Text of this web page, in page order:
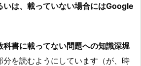
いは、載っていない場合にはGoogle
科書に載ってない問題への知識深堀
分を読むようにしています（が、時